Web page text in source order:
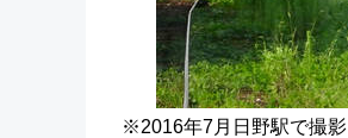
※2016年7月日野駅で撮影